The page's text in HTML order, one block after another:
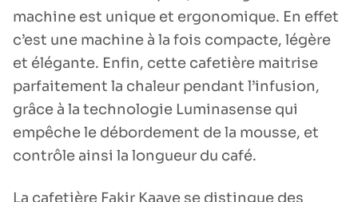
machine est unique et ergonomique. En effet
c’est une machine à la fois compacte, légère
et élégante. Enfin, cette cafetière maitrise
parfaitement la chaleur pendant l’infusion,
grâce à la technologie Luminasense qui
empêche le débordement de la mousse, et
contrôle ainsi la longueur du café.
La cafetière Fakir Kaave se distingue des